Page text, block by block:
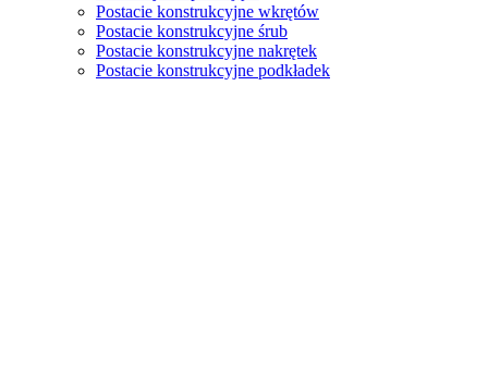
Postacie konstrukcyjne wkrętów
Postacie konstrukcyjne śrub
Postacie konstrukcyjne nakrętek
Postacie konstrukcyjne podkładek